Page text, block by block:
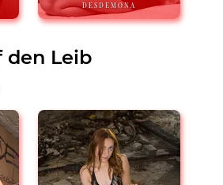
DESDEMONA
den Leib